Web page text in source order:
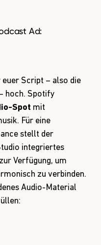
Ad:
Script – also die
hoch. Spotify
Spot mit
Für eine
stellt der
integriertes
Verfügung, um
zu verbinden.
Audio-Material